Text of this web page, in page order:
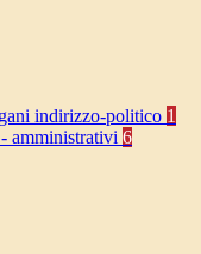
indirizzo-politico 1
amministrativi 6